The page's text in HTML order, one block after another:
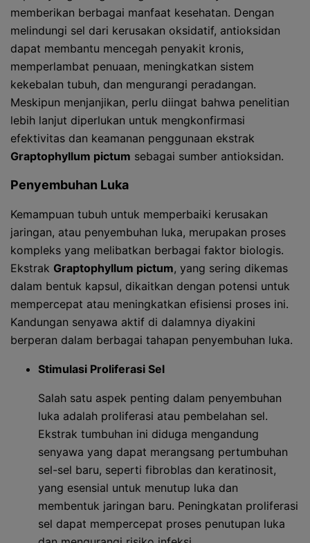
memberikan berbagai manfaat kesehatan. Dengan
melindungi sel dari kerusakan oksidatif, antioksidan
dapat membantu mencegah penyakit kronis,
memperlambat penuaan, meningkatkan sistem
kekebalan tubuh, dan mengurangi peradangan.
Meskipun menjanjikan, perlu diingat bahwa penelitian
lebih lanjut diperlukan untuk mengkonfirmasi
efektivitas dan keamanan penggunaan ekstrak
Graptophyllum pictum sebagai sumber antioksidan.
Penyembuhan Luka
Kemampuan tubuh untuk memperbaiki kerusakan
jaringan, atau penyembuhan luka, merupakan proses
kompleks yang melibatkan berbagai faktor biologis.
Ekstrak Graptophyllum pictum, yang sering dikemas
dalam bentuk kapsul, dikaitkan dengan potensi untuk
mempercepat atau meningkatkan efisiensi proses ini.
Kandungan senyawa aktif di dalamnya diyakini
berperan dalam berbagai tahapan penyembuhan luka.
Stimulasi Proliferasi Sel
Salah satu aspek penting dalam penyembuhan
luka adalah proliferasi atau pembelahan sel.
Ekstrak tumbuhan ini diduga mengandung
senyawa yang dapat merangsang pertumbuhan
sel-sel baru, seperti fibroblas dan keratinosit,
yang esensial untuk menutup luka dan
membentuk jaringan baru. Peningkatan proliferasi
sel dapat mempercepat proses penutupan luka